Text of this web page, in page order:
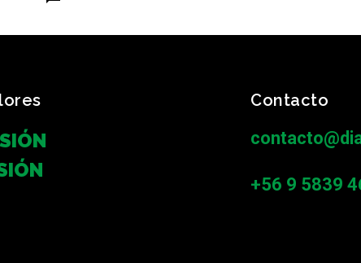
Contacto
+56 9 5839